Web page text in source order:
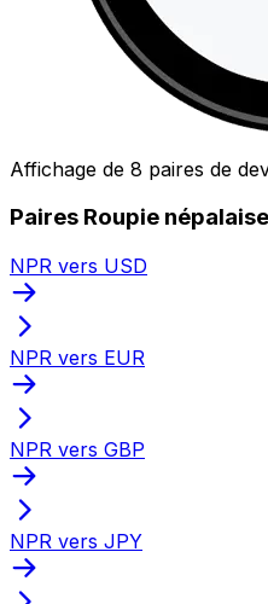
Affichage de 8 paires de
Paires Roupie
NPR vers USD
NPR vers EUR
NPR vers GBP
NPR vers JPY